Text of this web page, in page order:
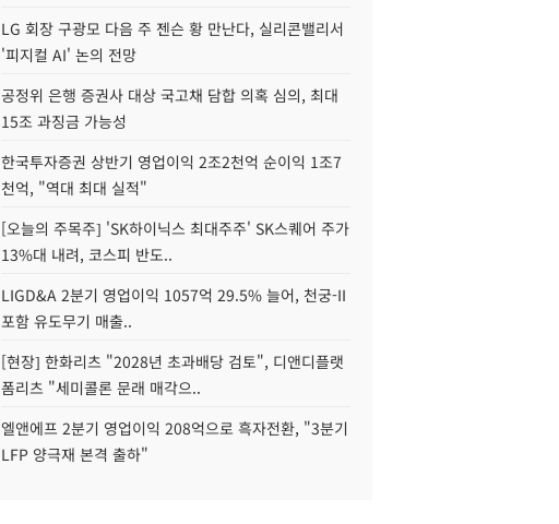
LG 회장 구광모 다음 주 젠슨 황 만난다, 실리콘밸리서
'피지컬 AI' 논의 전망
공정위 은행 증권사 대상 국고채 담합 의혹 심의, 최대
15조 과징금 가능성
한국투자증권 상반기 영업이익 2조2천억 순이익 1조7
천억, "역대 최대 실적"
[오늘의 주목주] 'SK하이닉스 최대주주' SK스퀘어 주가
13%대 내려, 코스피 반도..
LIGD&A 2분기 영업이익 1057억 29.5% 늘어, 천궁-II
포함 유도무기 매출..
[현장] 한화리츠 "2028년 초과배당 검토", 디앤디플랫
폼리츠 "세미콜론 문래 매각으..
엘앤에프 2분기 영업이익 208억으로 흑자전환, "3분기
LFP 양극재 본격 출하"